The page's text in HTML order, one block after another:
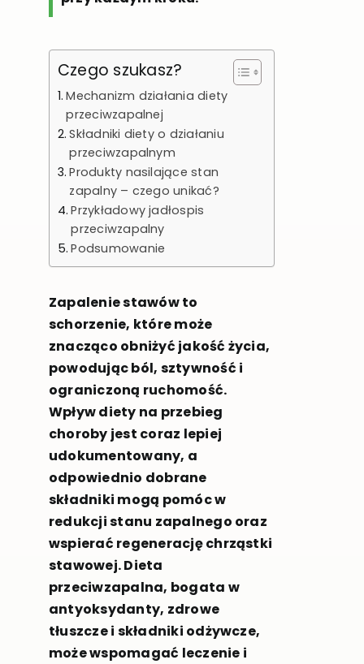
Czego szukasz?
Mechanizm działania diety
przeciwzapalnej
Składniki diety o działaniu
przeciwzapalnym
Produkty nasilające stan
zapalny – czego unikać?
Przykładowy jadłospis
przeciwzapalny
Podsumowanie
Zapalenie stawów to
schorzenie, które może
znacząco obniżyć jakość życia,
powodując ból, sztywność i
ograniczoną ruchomość.
Wpływ diety na przebieg
choroby jest coraz lepiej
udokumentowany, a
odpowiednio dobrane
składniki mogą pomóc w
redukcji stanu zapalnego oraz
wspierać regenerację chrząstki
stawowej. Dieta
przeciwzapalna, bogata w
antyoksydanty, zdrowe
tłuszcze i składniki odżywcze,
może wspomagać leczenie i